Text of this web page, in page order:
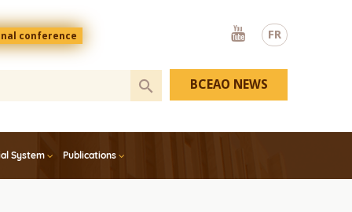
FR
conference
Youtube
System Publications
BCEAO NEWS